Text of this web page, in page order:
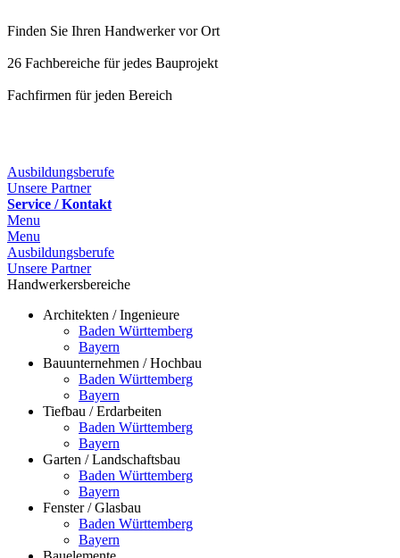
Finden Sie Ihren Handwerker vor Ort
26 Fachbereiche für jedes Bauprojekt
Fachfirmen für jeden Bereich
Ausbildungsberufe
Unsere Partner
Service / Kontakt
Menu
Menu
Ausbildungsberufe
Unsere Partner
Handwerkersbereiche
Architekten / Ingenieure
Baden Württemberg
Bayern
Bauunternehmen / Hochbau
Baden Württemberg
Bayern
Tiefbau / Erdarbeiten
Baden Württemberg
Bayern
Garten / Landschaftsbau
Baden Württemberg
Bayern
Fenster / Glasbau
Baden Württemberg
Bayern